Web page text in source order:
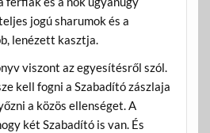
jogú sharumok és a
lenézett kasztja.
viszont az egyesítésről szól.
kell fogni a Szabadító zászlaja
a közös ellenséget. A
két Szabadító is van. És